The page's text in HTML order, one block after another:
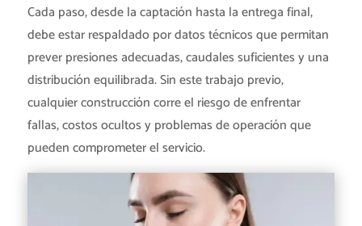
Cada paso, desde la captación hasta la entrega final,
debe estar respaldado por datos técnicos que permitan
prever presiones adecuadas, caudales suficientes y una
distribución equilibrada. Sin este trabajo previo,
cualquier construcción corre el riesgo de enfrentar
fallas, costos ocultos y problemas de operación que
pueden comprometer el servicio.